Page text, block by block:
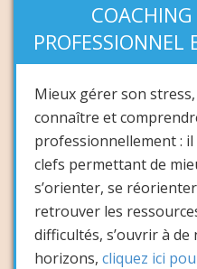
COACHING
PROFESSIONNEL
Mieux gérer son
connaître et
professionnellement :
clefs permettant de
s’orienter, se
retrouver les
difficultés, s’ouvrir à de
horizons, cliquez ici